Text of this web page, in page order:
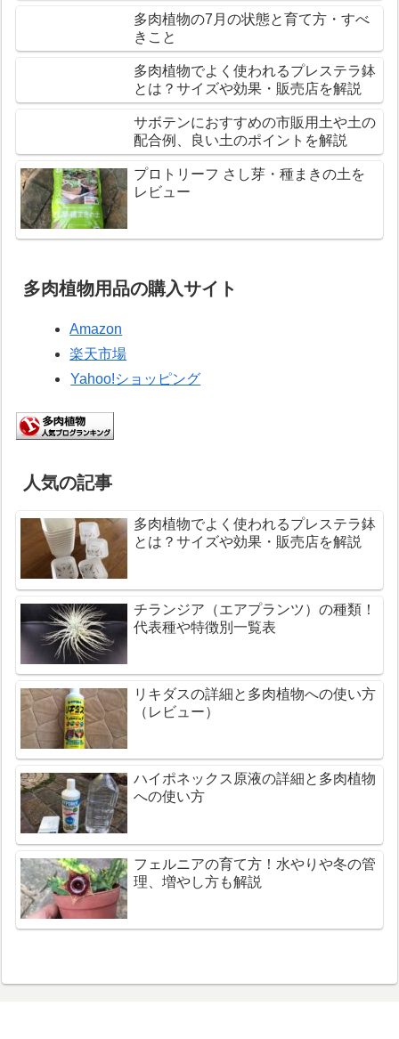
多肉植物の7月の状態と育て方・すべ
きこと
多肉植物でよく使われるプレステラ鉢
とは？サイズや効果・販売店を解説
サボテンにおすすめの市販用土や土の
配合例、良い土のポイントを解説
プロトリーフ さし芽・種まきの土を
レビュー
多肉植物用品の購入サイト
Amazon
楽天市場
Yahoo!ショッピング
人気の記事
多肉植物でよく使われるプレステラ鉢
とは？サイズや効果・販売店を解説
チランジア（エアプランツ）の種類！
代表種や特徴別一覧表
リキダスの詳細と多肉植物への使い方
（レビュー）
ハイポネックス原液の詳細と多肉植物
への使い方
フェルニアの育て方！水やりや冬の管
理、増やし方も解説